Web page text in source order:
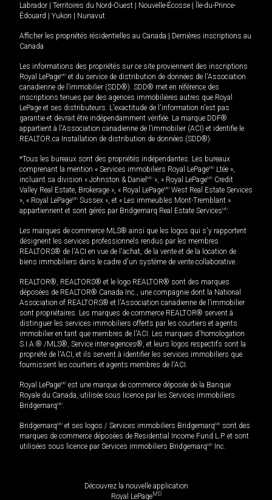
Labrador | Territoires du Nord-Ouest | Nouvelle-Écosse | Île-du-Prince-
Édouard | Yukon | Nunavut
Afficher les propriétés résidentielles au Canada | Dernières inscriptions au
Canada
Les informations des propriétés sur ce site proviennent des inscriptions
Royal LePageMD et du service de distribution de données de l'Association
canadienne de l’immobilier (SDD®). SDD® met en référence des
inscriptions tenues par des agences immobilières autres que Royal
LePage et ses distributeurs. L'exactitude de l'information n'est pas
garantie et devrait être indépendamment vérifiée. La marque DDF®
appartient à l'Association canadienne de l’immobilier (ACI) et identifie le
REALTOR.ca Installation de distribution de données (SDD®).
*Tous les bureaux sont des propriétés indépendantes. Les bureaux
comprenant la mention « Services immobiliers Royal LePageMD Ltée »,
incluant sa division « Johnston & Daniel MD », « Royal LePageMD Credit
Valley Real Estate, Brokerage », « Royal LePageMD West Real Estate Services
», « Royal LePageMD Sussex », et « Les immeubles Mont-Tremblant »
appartiennent et sont gérés par Bridgemarq Real Estate ServicesMD
Les marques de commerce MLS® ainsi que les logos qui s'y rapportent
désignent les services professionnels rendus par les membres
REALTORS® de l'ACI en vue de l'achat, de la vente et de la location de
biens immobiliers dans le cadre d'un système de vente collaborative.
REALTOR®, REALTORS® et le logo REALTOR® sont des marques
déposées de REALTOR® Canada Inc., une compagnie dont la National
Association of REALTORS® et l'Association canadienne de l’immobilier
sont propriétaires. Les marques de commerce REALTOR® servent à
distinguer les services immobiliers offerts par les courtiers et agents
immobilier en tant que membres de l'ACI. Les marques d'homologation
S.I.A.® /MLS®, Service inter-agences®, et leurs logos respectifs sont la
propriété de l'ACI, et ils servent à identifier les services immobiliers que
fournissent les courtiers et agents membres de l'ACI.
Royal LePageMD est une marque de commerce déposée de la Banque
Royale du Canada, utilisée sous licence par les Services immobiliers
BridgemarqMD
BridgemarqMD et ses logos / Services immobiliers BridgemarqMD sont des
marques de commerce déposées de Residential Income Fund L.P. et sont
utilisées sous licence par Services immobiliers BridgemarqMD Inc.
Découvrez la nouvelle application
Royal LePageMD